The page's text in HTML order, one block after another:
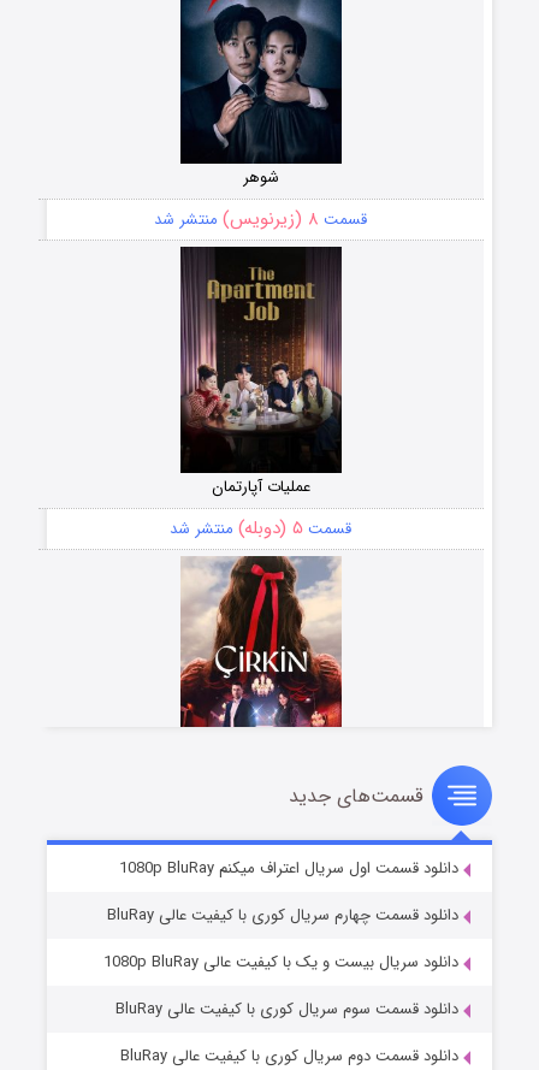
شوهر
قسمت ۸ (زیرنویس) منتشر شد
عملیات آپارتمان
قسمت ۵ (دوبله) منتشر شد
سریال زشت
قسمت۲ (زیرنویس) منتشر شد
قسمت‌های جدید
دانلود قسمت اول سریال اعتراف میکنم 1080p BluRay
دانلود قسمت چهارم سریال کوری با کیفیت عالی BluRay
دانلود سریال بیست و یک با کیفیت عالی 1080p BluRay
دانلود قسمت سوم سریال کوری با کیفیت عالی BluRay
دانلود قسمت دوم سریال کوری با کیفیت عالی BluRay